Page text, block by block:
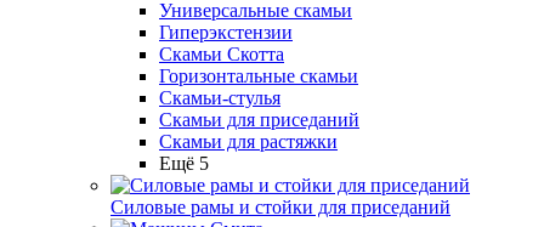
Универсальные скамьи
Гиперэкстензии
Скамьи Скотта
Горизонтальные скамьи
Скамьи-стулья
Скамьи для приседаний
Скамьи для растяжки
Ещё 5
Силовые рамы и стойки для приседаний